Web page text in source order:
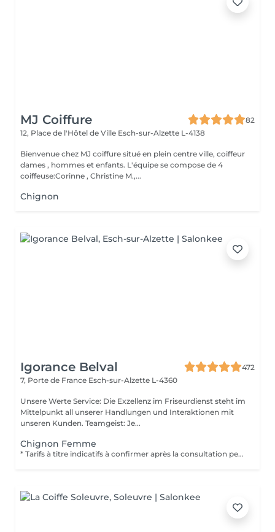
MJ Coiffure
82
12, Place de l'Hôtel de Ville Esch-sur-Alzette L-4138
Bienvenue chez MJ coiffure situé en plein centre ville, coiffeur
dames , hommes et enfants. L'équipe se compose de 4
coiffeuse:Corinne , Christine M.,...
Chignon
Igorance Belval
472
7, Porte de France Esch-sur-Alzette L-4360
Unsere Werte Service: Die Exzellenz im Friseurdienst steht im
Mittelpunkt all unserer Handlungen und Interaktionen mit
unseren Kunden. Teamgeist: Je...
Chignon Femme
* Tarifs à titre indicatifs à confirmer après la consultation personnalisée établit auprès de votre coiffeur/stylist/spécialiste * La direction se réserve le droit dapporter des modifications pour le bon fonctionnement du salon